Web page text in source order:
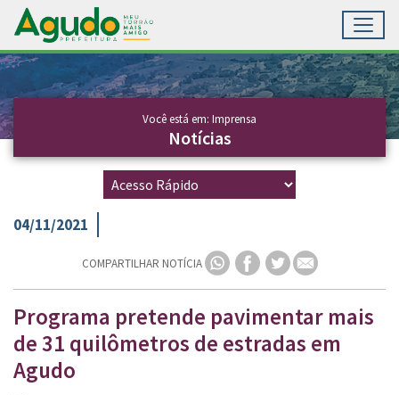
Ir para conteúdo principal
Conteúdo Principal
Você está em: Imprensa
Notícias
04/11/2021
COMPARTILHAR NOTÍCIA
Programa pretende pavimentar mais
de 31 quilômetros de estradas em
Agudo